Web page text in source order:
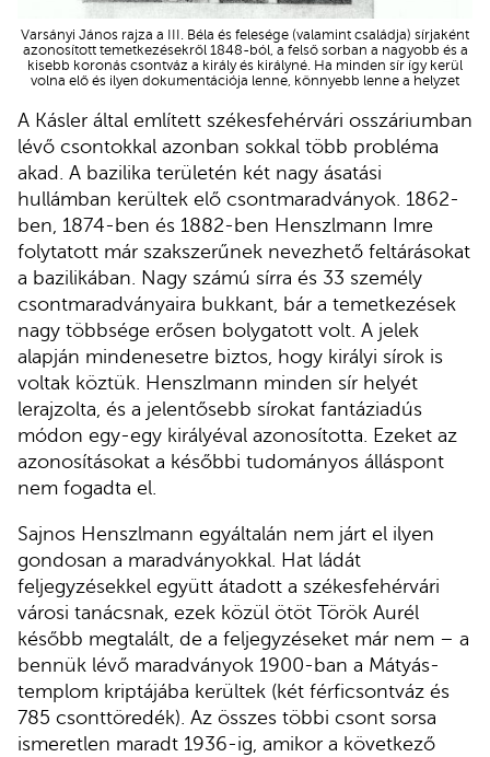
Varsányi János rajza a III. Béla és felesége (valamint családja) sírjaként
azonosított temetkezésekről 1848-ból, a felső sorban a nagyobb és a
kisebb koronás csontváz a király és királyné. Ha minden sír így kerül
volna elő és ilyen dokumentációja lenne, könnyebb lenne a helyzet
A Kásler által említett székesfehérvári osszáriumban
lévő csontokkal azonban sokkal több probléma
akad. A bazilika területén két nagy ásatási
hullámban kerültek elő csontmaradványok. 1862-
ben, 1874-ben és 1882-ben Henszlmann Imre
folytatott már szakszerűnek nevezhető feltárásokat
a bazilikában. Nagy számú sírra és 33 személy
csontmaradványaira bukkant, bár a temetkezések
nagy többsége erősen bolygatott volt. A jelek
alapján mindenesetre biztos, hogy királyi sírok is
voltak köztük. Henszlmann minden sír helyét
lerajzolta, és a jelentősebb sírokat fantáziadús
módon egy-egy királyéval azonosította. Ezeket az
azonosításokat a későbbi tudományos álláspont
nem fogadta el.
Sajnos Henszlmann egyáltalán nem járt el ilyen
gondosan a maradványokkal. Hat ládát
feljegyzésekkel együtt átadott a székesfehérvári
városi tanácsnak, ezek közül ötöt Török Aurél
később megtalált, de a feljegyzéseket már nem – a
bennük lévő maradványok 1900-ban a Mátyás-
templom kriptájába kerültek (két férficsontváz és
785 csonttöredék). Az összes többi csont sorsa
ismeretlen maradt 1936-ig, amikor a következő